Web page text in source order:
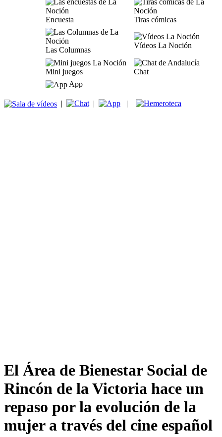
Encuesta Tiras cómicas
Las Columnas
Vídeos La Noción
Mini juegos
Chat
App
| | |
El Área de Bienestar Social de
Rincón de la Victoria hace un
repaso por la evolución de la
mujer a través del cine español